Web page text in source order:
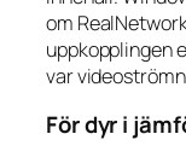
om
uppkopplingen
var
För dyr i